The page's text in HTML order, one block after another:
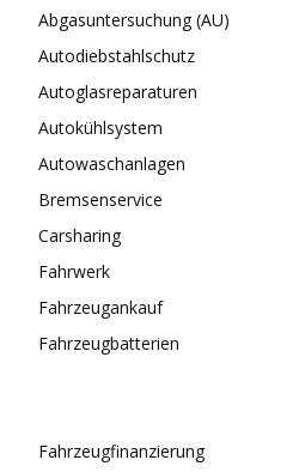
Abgasuntersuchung (AU)
Autodiebstahlschutz
Autoglasreparaturen
Autokühlsystem
Autowaschanlagen
Bremsenservice
Carsharing
Fahrwerk
Fahrzeugankauf
Fahrzeugbatterien
Fahrzeugfinanzierung